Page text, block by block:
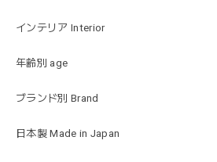
インテリア Interior
年齢別 age
ブランド別 Brand
日本製 Made in Japan
可愛いファーストトイが届きました！